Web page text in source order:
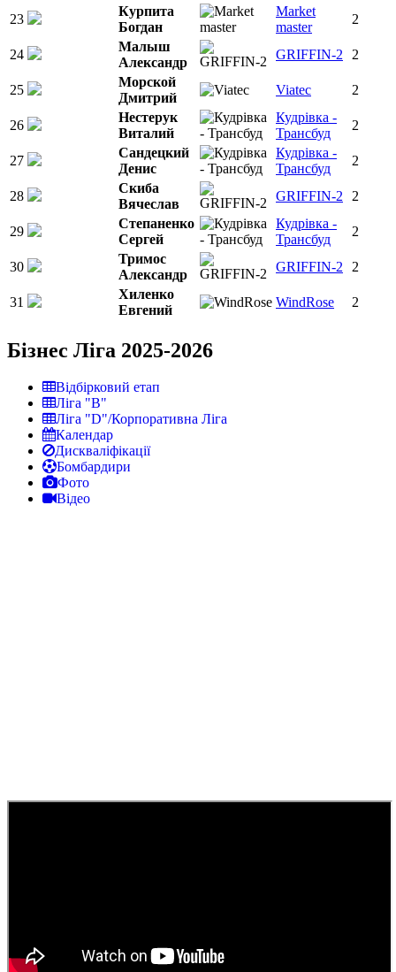
23
Курпита
Богдан
Market
master
2
24
Малыш
Александр
GRIFFIN-2 2
25
Морской
Дмитрий
Viatec 2
26
Нестерук
Виталий
Кудрiвка -
Трансбуд
2
27
Сандецкий
Денис
Кудрiвка -
Трансбуд
2
28
Скиба
Вячеслав
GRIFFIN-2 2
29
Степаненко
Сергей
Кудрiвка -
Трансбуд
2
30
Тримос
Александр
GRIFFIN-2 2
31
Хиленко
Евгений
WindRose 2
Бізнес Ліга 2025-2026
Відбірковий етап
Ліга "В"
Ліга "D"/Корпоративна Ліга
Календар
Дискваліфікації
Бомбардири
Фото
Відео